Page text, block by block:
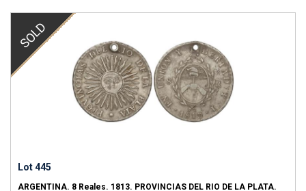
SOLD
Lot 445
ARGENTINA. 8 Reales. 1813. PROVINCIAS DEL RIO DE LA PLATA.